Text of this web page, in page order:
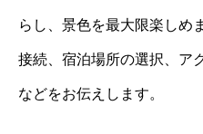
らし、景色を最大限楽しめ
接続、宿泊場所の選択、ア
などをお伝えします。